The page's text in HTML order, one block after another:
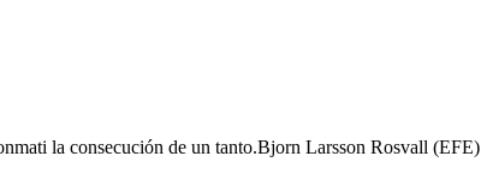
la consecución de un tanto.Bjorn Larsson Rosvall (EFE)